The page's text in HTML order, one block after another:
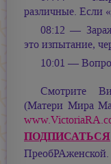
различные. Если
08:12 —
это изпытание,
10:01 —
Смотрите
(Матери Мира
ПОДПИСАТЬСЯ